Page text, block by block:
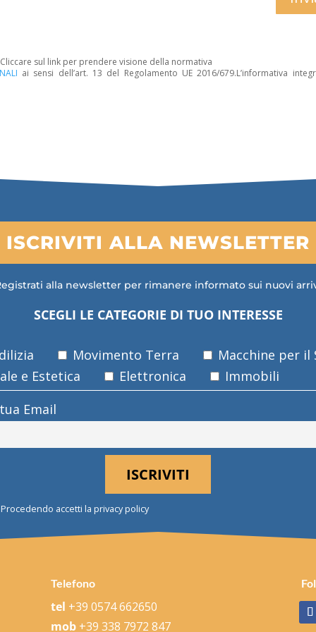
sul link per prendere visione della normativa
ai sensi dell’art. 13 del Regolamento UE 2016/679.L’informativa
ISCRIVITI ALLA NEWSLETTER
alla newsletter per rimanere informato sui nuovi
SCEGLI LE CATEGORIE DI TUO INTERESSE
Movimento Terra
Macchine per il
e Estetica Elettronica
Immobili
Email
Procedendo accetti la privacy policy
Telefono
tel +39 0574 662650
mob +39 338 7972 847